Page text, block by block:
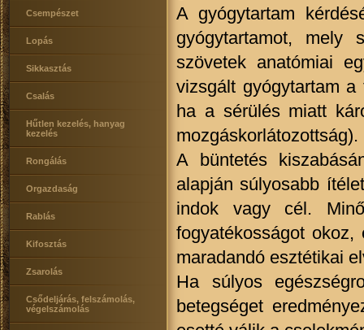
Csempészet
Lopás
Sikkasztás
Csalás
Hűtlen kezelés, hanyag
kezelés
Rongálás
Orgazdaság
Rablás
Kifosztás
Zsarolás
Csődeljárás, felszámolás,
végelszámolás
A gyógytartam
gyógytartamot,
szövetek anatómiai
vizsgált gyógytartam
ha a sérülés miatt
mozgáskorlátozottság).
A büntetés
alapján súlyosabb
indok vagy cél.
fogyatékosságot
maradandó esztétikai
Ha súlyos
betegséget